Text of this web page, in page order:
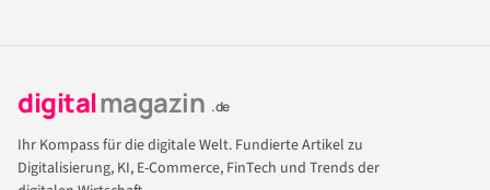
digitalmagazin .de
Ihr Kompass für die digitale Welt. Fundierte Artikel zu
Digitalisierung, KI, E-Commerce, FinTech und Trends der